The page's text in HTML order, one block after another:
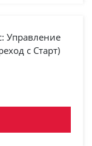
Управление
с Старт)